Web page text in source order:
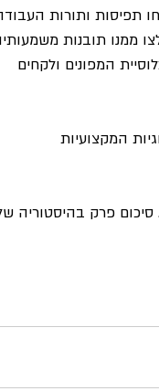
תפיסות ותורות
ממנו תובנות
המפונים ולקחים
המקצועיות
סיכום פרק בהיסטוריה